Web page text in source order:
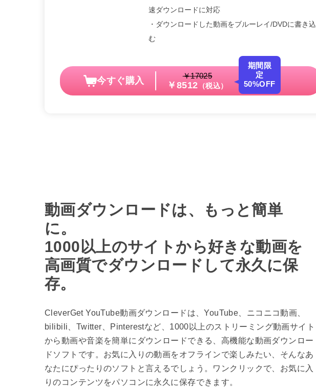
速ダウンロードに対応
・ダウンロードした動画をブルーレイ/DVDに書き込
む
今すぐ購入 ￥17025
￥8512 （税込）
期間限
定
50%OFF
動画ダウンロードは、もっと簡単
に。
1000以上のサイトから好きな動画を
高画質でダウンロードして永久に保
存。
CleverGet YouTube動画ダウンロードは、YouTube、ニコニコ動画、
bilibili、Twitter、Pinterestなど、1000以上のストリーミング動画サイト
から動画や音楽を簡単にダウンロードできる、高機能な動画ダウンロー
ドソフトです。お気に入りの動画をオフラインで楽しみたい、そんなあ
なたにぴったりのソフトと言えるでしょう。ワンクリックで、お気に入
りのコンテンツをパソコンに永久に保存できます。